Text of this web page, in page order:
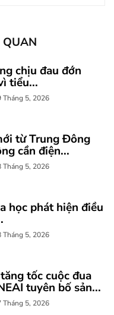
QUAN
chịu đau đớn
tiểu...
Tháng 5, 2026
từ Trung Đông
cần điện...
Tháng 5, 2026
học phát hiện điều
Tháng 5, 2026
tốc cuộc đua
tuyên bố sản...
Tháng 5, 2026